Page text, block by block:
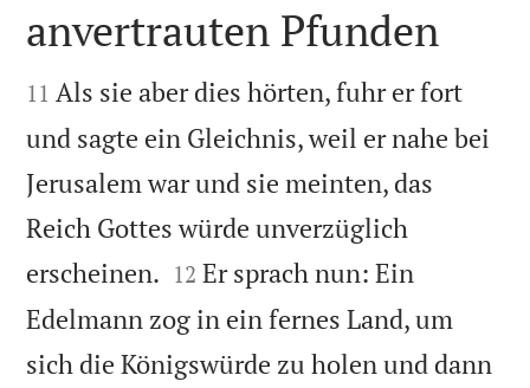

anvertrauten Pfunden

11 Als sie aber dies hörten, fuhr er fort
und sagte ein Gleichnis, weil er nahe bei
Jerusalem war und sie meinten, das
Reich Gottes würde unverzüglich
erscheinen. 

12 Er sprach nun: Ein
Edelmann zog in ein fernes Land, um
sich die Königswürde zu holen und dann